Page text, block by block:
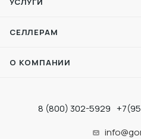
СЕЛЛЕРАМ
О КОМПАНИИ
8 (800) 302-5929